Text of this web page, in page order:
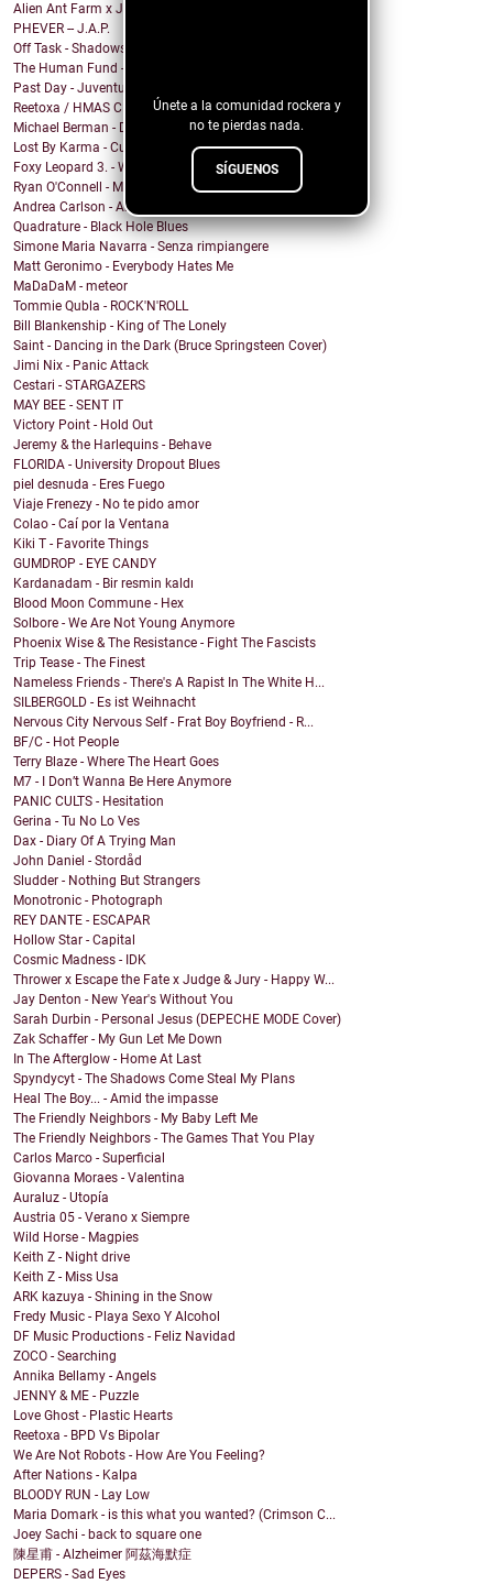
Únete a la comunidad rockera y
no te pierdas nada.
SÍGUENOS
Alien Ant Farm x Judge & Jury - Bad Attitude
PHEVER -- J.A.P.
Off Task - Shadows
The Human Fund - Chums and Chumps
Past Day - Juventud Distante
Reetoxa / HMAS CERBERUS
Michael Berman - Dreamed About You
Lost By Karma - Culpa
Foxy Leopard 3. - War & Peace
Ryan O'Connell - Mirror Coat
Andrea Carlson - Angels Walking
Quadrature - Black Hole Blues
Simone Maria Navarra - Senza rimpiangere
Matt Geronimo - Everybody Hates Me
MaDaDaM - meteor
Tommie Qubla - ROCK'N'ROLL
Bill Blankenship - King of The Lonely
Saint - Dancing in the Dark (Bruce Springsteen Cover)
Jimi Nix - Panic Attack
Cestari - STARGAZERS
MAY BEE - SENT IT
Victory Point - Hold Out
Jeremy & the Harlequins - Behave
FLORIDA - University Dropout Blues
piel desnuda - Eres Fuego
Viaje Frenezy - No te pido amor
Colao - Caí por la Ventana
Kiki T - Favorite Things
GUMDROP - EYE CANDY
Kardanadam - Bir resmin kaldı
Blood Moon Commune - Hex
Solbore - We Are Not Young Anymore
Phoenix Wise & The Resistance - Fight The Fascists
Trip Tease - The Finest
Nameless Friends - There's A Rapist In The White H...
SILBERGOLD - Es ist Weihnacht
Nervous City Nervous Self - Frat Boy Boyfriend - R...
BF/C - Hot People
Terry Blaze - Where The Heart Goes
M7 - I Don’t Wanna Be Here Anymore
PANIC CULTS - Hesitation
Gerina - Tu No Lo Ves
Dax - Diary Of A Trying Man
John Daniel - Stordåd
Sludder - Nothing But Strangers
Monotronic - Photograph
REY DANTE - ESCAPAR
Hollow Star - Capital
Cosmic Madness - IDK
Thrower x Escape the Fate x Judge & Jury - Happy W...
Jay Denton - New Year's Without You
Sarah Durbin - Personal Jesus (DEPECHE MODE Cover)
Zak Schaffer - My Gun Let Me Down
In The Afterglow - Home At Last
Spyndycyt - The Shadows Come Steal My Plans
Heal The Boy... - Amid the impasse
The Friendly Neighbors - My Baby Left Me
The Friendly Neighbors - The Games That You Play
Carlos Marco - Superficial
Giovanna Moraes - Valentina
Auraluz - Utopía
Austria 05 - Verano x Siempre
Wild Horse - Magpies
Keith Z - Night drive
Keith Z - Miss Usa
ARK kazuya - Shining in the Snow
Fredy Music - Playa Sexo Y Alcohol
DF Music Productions - Feliz Navidad
ZOCO - Searching
Annika Bellamy - Angels
JENNY & ME - Puzzle
Love Ghost - Plastic Hearts
Reetoxa - BPD Vs Bipolar
We Are Not Robots - How Are You Feeling?
After Nations - Kalpa
BLOODY RUN - Lay Low
Maria Domark - is this what you wanted? (Crimson C...
Joey Sachi - back to square one
陳星甫 - Alzheimer 阿茲海默症
DEPERS - Sad Eyes